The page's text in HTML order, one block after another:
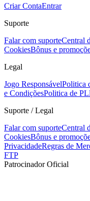
Criar ContaEntrar
Suporte
Falar com suporteCentral
CookiesBônus e
Legal
Jogo ResponsávelPolitica
e CondiçõesPolitica de
Suporte / Legal
Falar com suporteCentral
CookiesBônus e
PrivacidadeRegras de
FTP
Patrocinador Oficial